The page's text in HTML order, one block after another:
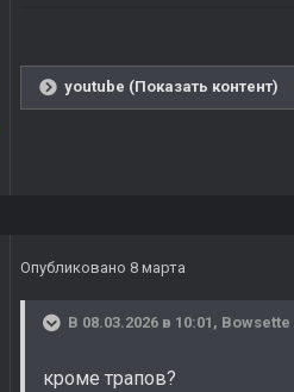
youtube (Показать контент)
Опубликовано 8 марта
В 08.03.2026 в 10:01, Bowsette
кроме трапов?